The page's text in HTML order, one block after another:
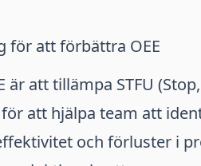
för att förbättra OEE
att tillämpa STFU
att hjälpa team att
och förluster i